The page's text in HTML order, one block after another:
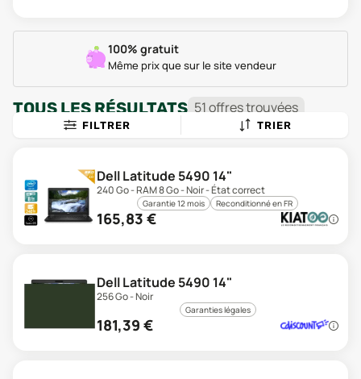
100% gratuit
Même prix que sur le site vendeur
TOUS LES RÉSULTATS 51offrestrouvées
FILTRER TRIER
Dell Latitude 5490 14"
240 Go - RAM 8 Go - Noir - État correct
Garantie 12 mois Reconditionné en FR
165,83 €
Dell Latitude 5490 14"
256 Go - Noir
Garanties légales
181,39 €